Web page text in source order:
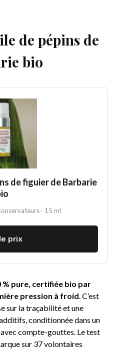
de pépins de
bio
de figuier de Barbarie
· 15 ml
prix
% pure, certifiée bio par
pression à froid . C’est
sur la traçabilité et une
conditionnée dans un
compte-gouttes. Le test
sur 37 volontaires